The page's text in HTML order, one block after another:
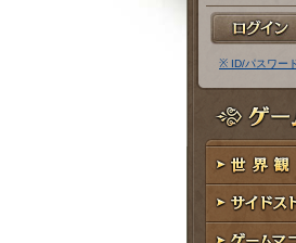
ー
ル
ア
ド
レ
ス
パ
ス
ー
ド
※ ID/パスワー
ゲームガイド
世界観
サイドストー